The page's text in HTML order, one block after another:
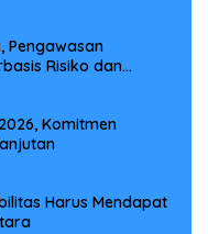
Pengawasan
Risiko dan
Komitmen
Harus Mendapat